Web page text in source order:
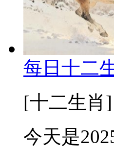
每日十二
[十二生肖]
今天是